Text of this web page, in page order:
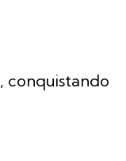
, conquistando